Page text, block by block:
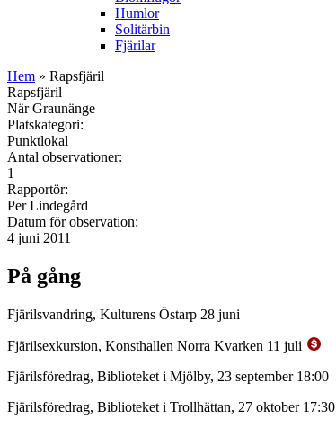
Humlor
Solitärbin
Fjärilar
Hem » Rapsfjäril
Rapsfjäril
När Graunänge
Platskategori:
Punktlokal
Antal observationer:
1
Rapportör:
Per Lindegård
Datum för observation:
4 juni 2011
På gång
Fjärilsvandring, Kulturens Östarp 28 juni
Fjärilsexkursion, Konsthallen Norra Kvarken 11 juli
Fjärilsföredrag, Biblioteket i Mjölby, 23 september 18:00
Fjärilsföredrag, Biblioteket i Trollhättan, 27 oktober 17:30